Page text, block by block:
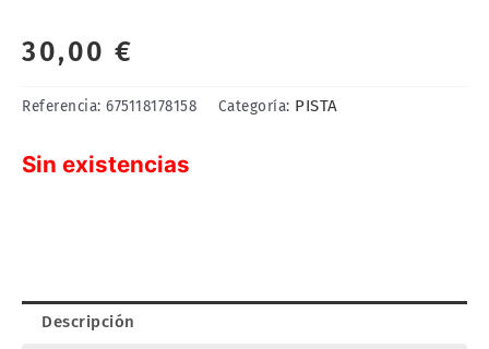
30,00 €
Referencia: 675118178158 Categoría: PISTA
Sin existencias
Descripción